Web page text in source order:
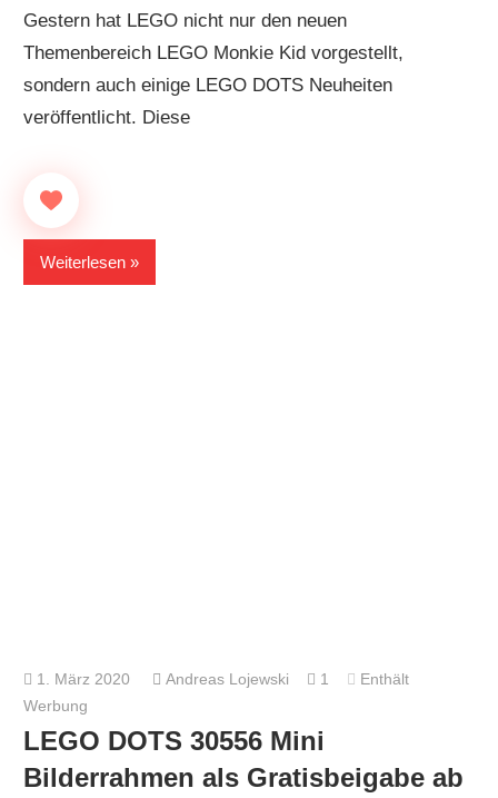
Gestern hat LEGO nicht nur den neuen
Themenbereich LEGO Monkie Kid vorgestellt,
sondern auch einige LEGO DOTS Neuheiten
veröffentlicht. Diese
Weiterlesen
1. März 2020 Andreas Lojewski 1
Enthält
Werbung
LEGO DOTS 30556 Mini
Bilderrahmen als Gratisbeigabe ab